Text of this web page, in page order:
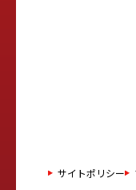
サイトポリシー